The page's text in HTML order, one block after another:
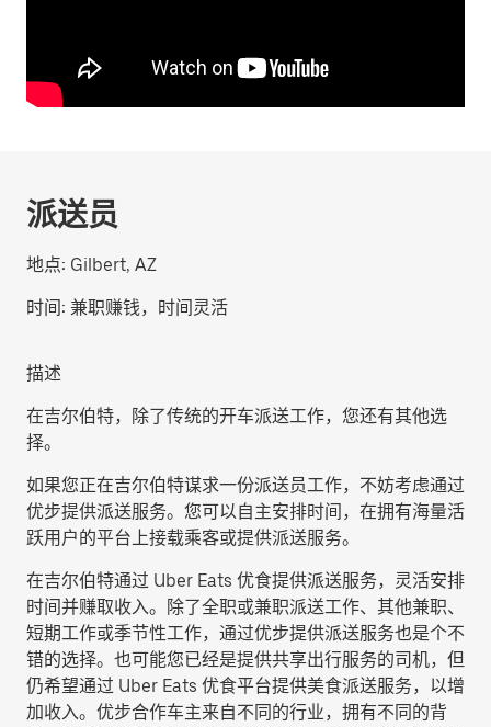
派送员
地点: Gilbert, AZ
时间: 兼职赚钱，时间灵活
描述
在吉尔伯特，除了传统的开车派送工作，您还有其他选
择。
如果您正在吉尔伯特谋求一份派送员工作，不妨考虑通过
优步提供派送服务。您可以自主安排时间，在拥有海量活
跃用户的平台上接载乘客或提供派送服务。
在吉尔伯特通过 Uber Eats 优食提供派送服务，灵活安排
时间并赚取收入。除了全职或兼职派送工作、其他兼职、
短期工作或季节性工作，通过优步提供派送服务也是个不
错的选择。也可能您已经是提供共享出行服务的司机，但
仍希望通过 Uber Eats 优食平台提供美食派送服务，以增
加收入。优步合作车主来自不同的行业，拥有不同的背